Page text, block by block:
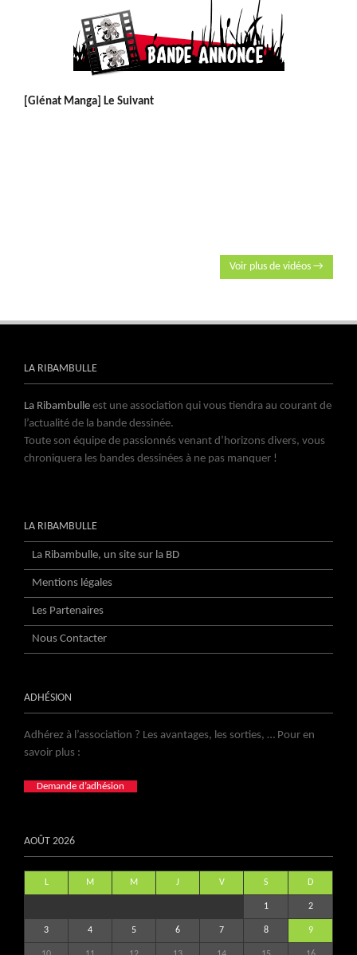
[Glénat Manga] Le Suivant
Voir plus de vidéos →
LA RIBAMBULLE
La Ribambulle est une association qui vous tiendra au courant de
l’actualité de la bande dessinée.
Toute son équipe de passionnés venant d’horizons divers, vous
chroniquera les bandes dessinées à ne pas manquer !
LA RIBAMBULLE
La Ribambulle, un site sur la BD
Mentions légales
Les Partenaires
Nous Contacter
ADHÉSION
Adhérez à l’association ? Les avantages, les sorties, … Pour en
savoir plus :
Demande d’adhésion
AOÛT 2026
L M M J V S D
1 2
3 4 5 6 7 8 9